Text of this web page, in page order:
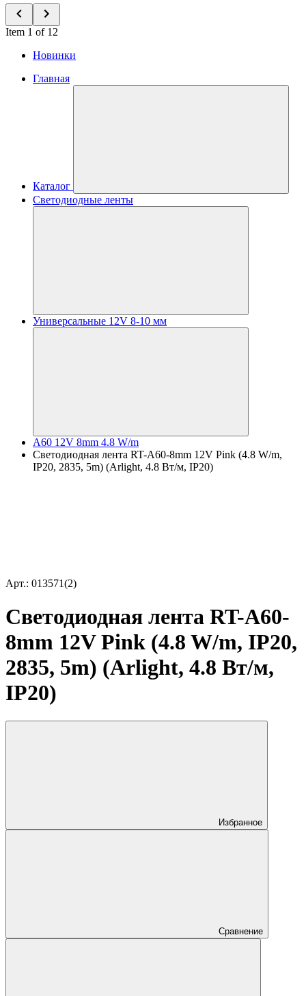
Item 1 of 12
Новинки
Главная
Каталог
Светодиодные ленты
Универсальные 12V 8-10 мм
A60 12V 8mm 4.8 W/m
Светодиодная лента RT-A60-8mm 12V Pink (4.8 W/m,
IP20, 2835, 5m) (Arlight, 4.8 Вт/м, IP20)
Арт.: 013571(2)
Светодиодная лента RT-A60-
8mm 12V Pink (4.8 W/m, IP20,
2835, 5m) (Arlight, 4.8 Вт/м,
IP20)
Избранное
Сравнение